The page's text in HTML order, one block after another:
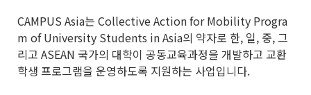
CAMPUS Asia는 Collective Action for Mobility Progra
m of University Students in Asia의 약자로 한, 일, 중, 그
리고 ASEAN 국가의 대학이 공동교육과정을 개발하고 교환
학생 프로그램을 운영하도록 지원하는 사업입니다.